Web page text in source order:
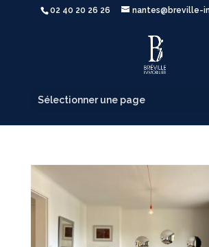
02 40 20 26 26 nantes@breville-
Sélectionner une page